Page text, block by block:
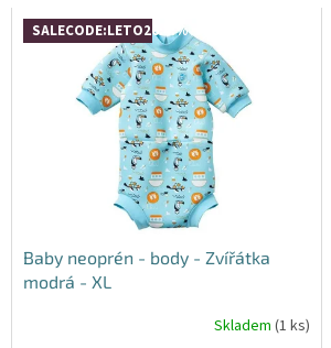
SALECODE:LETO26:4:%
Baby neoprén - body - Zvířátka
modrá - XL
Skladem (1 ks)